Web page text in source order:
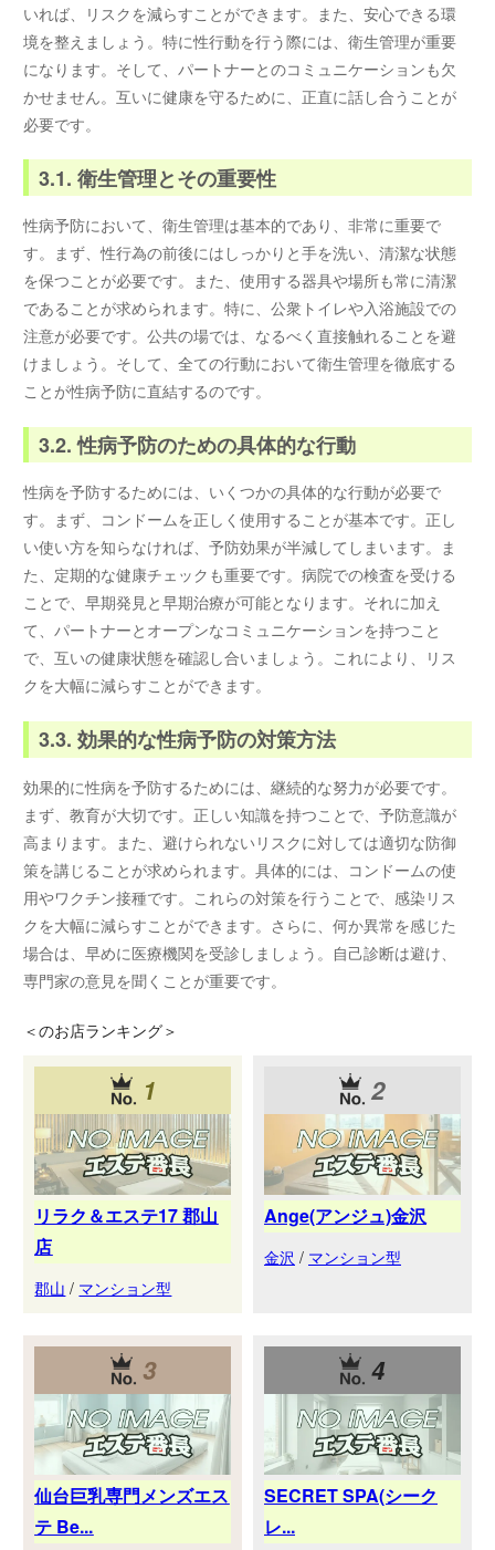
いれば、リスクを減らすことができます。また、安心できる環
境を整えましょう。特に性行動を行う際には、衛生管理が重要
になります。そして、パートナーとのコミュニケーションも欠
かせません。互いに健康を守るために、正直に話し合うことが
必要です。
3.1. 衛生管理とその重要性
性病予防において、衛生管理は基本的であり、非常に重要で
す。まず、性行為の前後にはしっかりと手を洗い、清潔な状態
を保つことが必要です。また、使用する器具や場所も常に清潔
であることが求められます。特に、公衆トイレや入浴施設での
注意が必要です。公共の場では、なるべく直接触れることを避
けましょう。そして、全ての行動において衛生管理を徹底する
ことが性病予防に直結するのです。
3.2. 性病予防のための具体的な行動
性病を予防するためには、いくつかの具体的な行動が必要で
す。まず、コンドームを正しく使用することが基本です。正し
い使い方を知らなければ、予防効果が半減してしまいます。ま
た、定期的な健康チェックも重要です。病院での検査を受ける
ことで、早期発見と早期治療が可能となります。それに加え
て、パートナーとオープンなコミュニケーションを持つこと
で、互いの健康状態を確認し合いましょう。これにより、リス
クを大幅に減らすことができます。
3.3. 効果的な性病予防の対策方法
効果的に性病を予防するためには、継続的な努力が必要です。
まず、教育が大切です。正しい知識を持つことで、予防意識が
高まります。また、避けられないリスクに対しては適切な防御
策を講じることが求められます。具体的には、コンドームの使
用やワクチン接種です。これらの対策を行うことで、感染リス
クを大幅に減らすことができます。さらに、何か異常を感じた
場合は、早めに医療機関を受診しましょう。自己診断は避け、
専門家の意見を聞くことが重要です。
＜のお店ランキング＞
1
リラク＆エステ17 郡山
店
郡山 / マンション型
2
Ange(アンジュ)金沢
金沢 / マンション型
3
仙台巨乳専門メンズエス
テ Be...
4
SECRET SPA(シーク
レ...